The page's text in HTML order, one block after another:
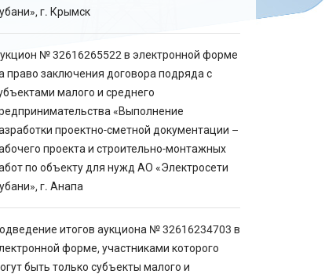
г. Крымск
№ 32616265522 в электронной форме
право заключения договора подряда с
малого и среднего
«Выполнение
проектно-сметной документации –
проекта и строительно-монтажных
по объекту для нужд АО «Электросети
г. Анапа
итогов аукциона № 32616234703 в
форме, участниками которого
быть только субъекты малого и